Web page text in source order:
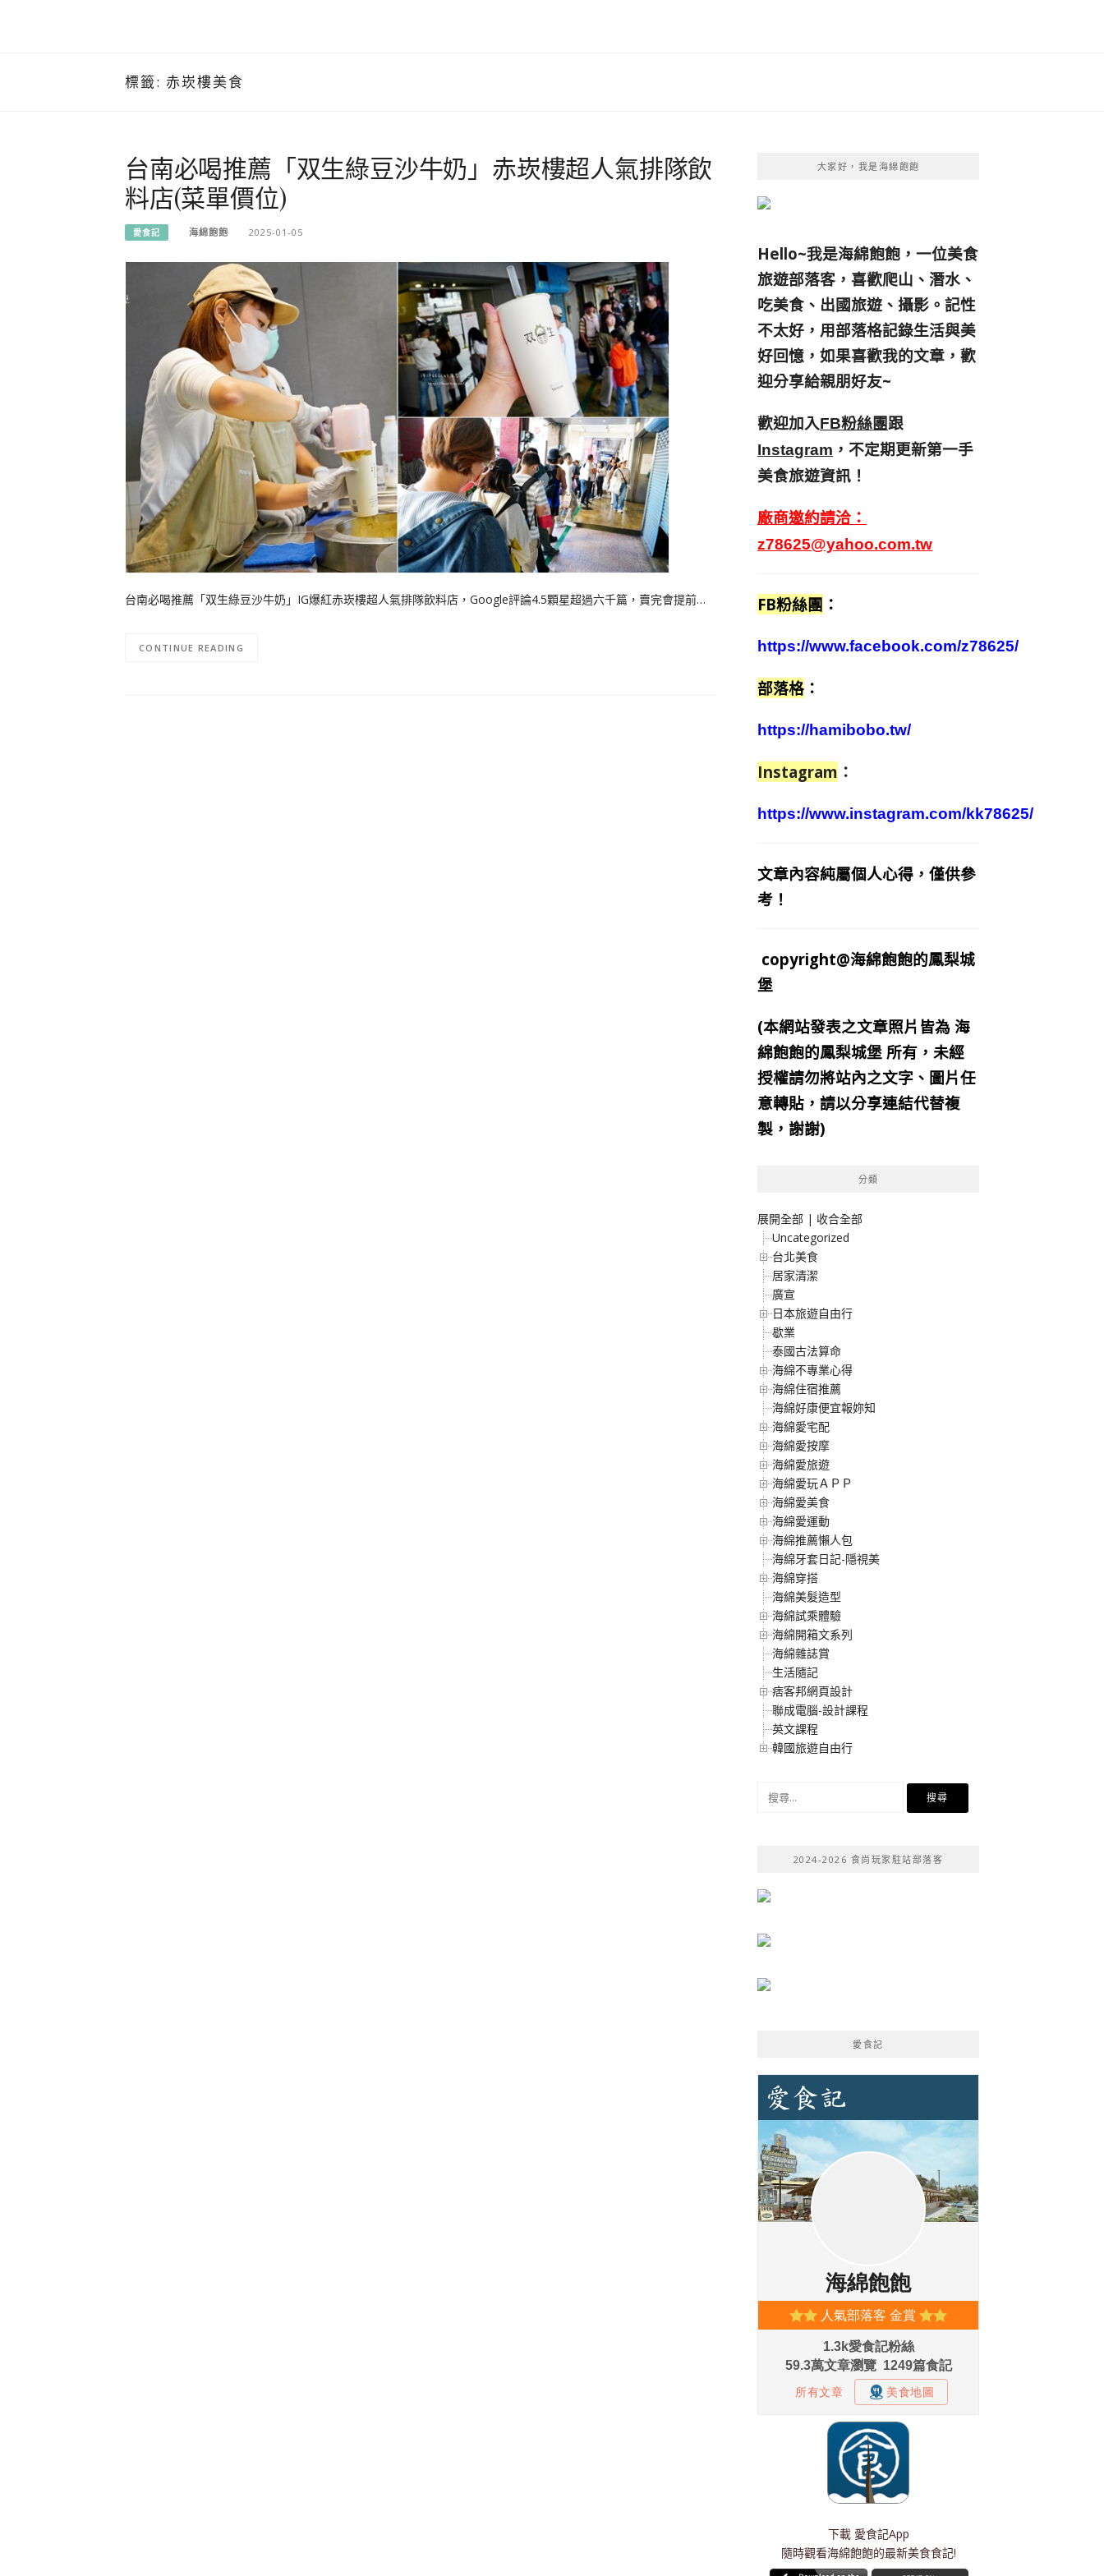
標籤: 赤崁樓美食
台南必喝推薦「双生綠豆沙牛奶」赤崁樓超人氣排隊飲
料店(菜單價位)
愛食記 海綿飽飽 2025-01-05
台南必喝推薦「双生綠豆沙牛奶」IG爆紅赤崁樓超人氣排隊飲料店，Google評論4.5顆星超過六千篇，賣完會提前…
CONTINUE READING
大家好，我是海綿飽飽
Hello~我是海綿飽飽，一位美食
旅遊部落客， 喜歡爬山、潛水、
吃美食、出國旅遊、攝影。 記性
不太好，用部落格記錄生活與美
好回憶， 如果喜歡我的文章，歡
迎分享給親朋好友~
歡迎加入FB粉絲團跟
Instagram ，不定期更新第一手
美食旅遊資訊！
廠商邀約請洽：
z78625@yahoo.com.tw
FB粉絲團 ：
https://www.facebook.com/z78625/
部落格 ：
https://hamibobo.tw/
Instagram ：
https://www.instagram.com/kk78625/
文章內容純屬個人心得，僅供參
考！
copyright@海綿飽飽的鳳梨城
堡
(本網站發表之文章照片皆為 海
綿飽飽的鳳梨城堡 所有，未經
授權請勿將站內之文字、圖片任
意轉貼，請以分享連結代替複
製，謝謝)
分類
展開全部 | 收合全部
Uncategorized
台北美食
居家清潔
廣宣
日本旅遊自由行
歇業
泰國古法算命
海綿不專業心得
海綿住宿推薦
海綿好康便宜報妳知
海綿愛宅配
海綿愛按摩
海綿愛旅遊
海綿愛玩ＡＰＰ
海綿愛美食
海綿愛運動
海綿推薦懶人包
海綿牙套日記-隱視美
海綿穿搭
海綿美髮造型
海綿試乘體驗
海綿開箱文系列
海綿雜誌賞
生活隨記
痞客邦網頁設計
聯成電腦-設計課程
英文課程
韓國旅遊自由行
2024-2026 食尚玩家駐站部落客
愛食記
下載 愛食記App
隨時觀看海綿飽飽的最新美食食記!